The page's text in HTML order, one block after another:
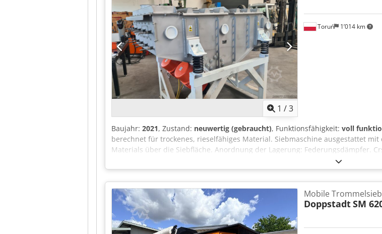
1 /3
Toruń 1’014 km
Baujahr: 2021, Zustand: neuwertig (gebraucht), Funktionsfähigkeit: voll
berechnet für trockenes, rieselfähiges Material. Siebmaschine ausgestattet
Materials über die Siebfläche. Anordnung der Lagerung: Federungsdämpfer.
ausgeführt. Anzahl der Siebstufen: 2 2. Untere Siebstufe: Gewebtes Sieb, das
(304) oder Federstahl gefertigt ist, mit quadratischen Öffnungen von 1,0 x 1,0
Unterhalb der unteren Siebstufe ist eine Kugelvorrichtung installiert, die den
Selbstreinigungsprozess des Siebs fördert. 3. Stromversorgung: 400 V. 4.
Betriebsfrequenz: 25 Hz. Innenbreite der Siebmaschine: 1000 mm, 2250 mm.
Mobile
DoppstadtSM